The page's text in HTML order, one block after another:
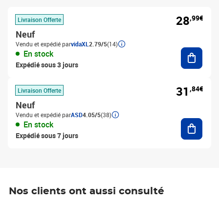
Livraison Offerte
Neuf
Vendu et expédié parvidaXL 2.79/5(14)
En stock
Expédié sous 3 jours
28,99€
Livraison Offerte
Neuf
Vendu et expédié parASD4.05/5(38)
En stock
Expédié sous 7 jours
31 ,84€
Nos clients ont aussi consulté